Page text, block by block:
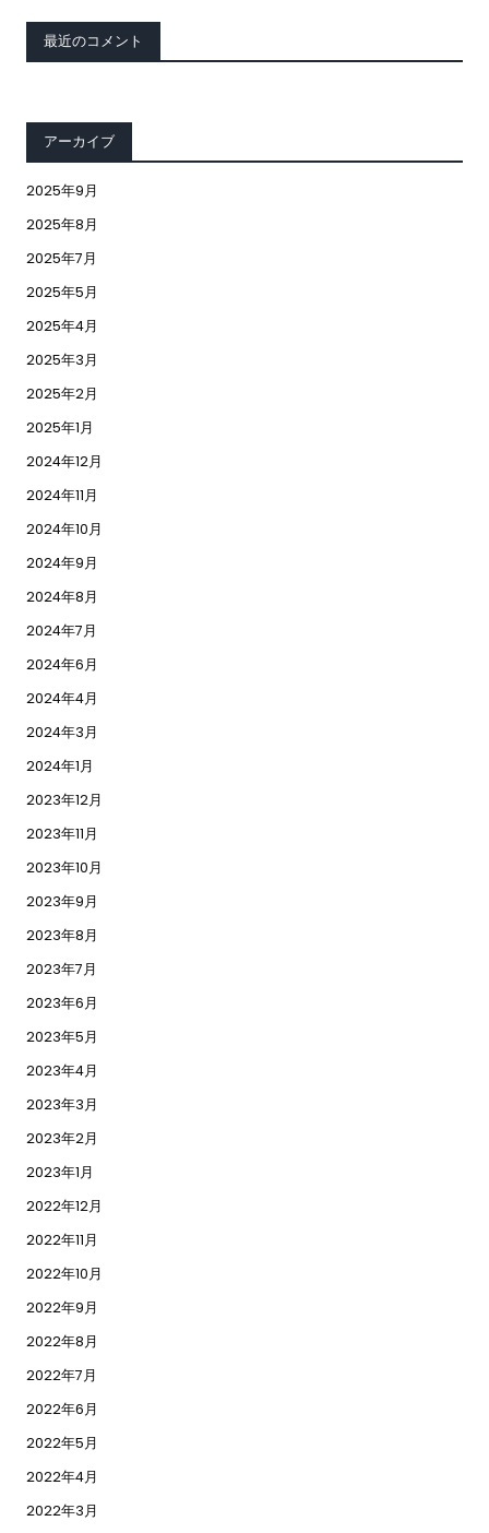
最近のコメント
アーカイブ
2025年9月
2025年8月
2025年7月
2025年5月
2025年4月
2025年3月
2025年2月
2025年1月
2024年12月
2024年11月
2024年10月
2024年9月
2024年8月
2024年7月
2024年6月
2024年4月
2024年3月
2024年1月
2023年12月
2023年11月
2023年10月
2023年9月
2023年8月
2023年7月
2023年6月
2023年5月
2023年4月
2023年3月
2023年2月
2023年1月
2022年12月
2022年11月
2022年10月
2022年9月
2022年8月
2022年7月
2022年6月
2022年5月
2022年4月
2022年3月